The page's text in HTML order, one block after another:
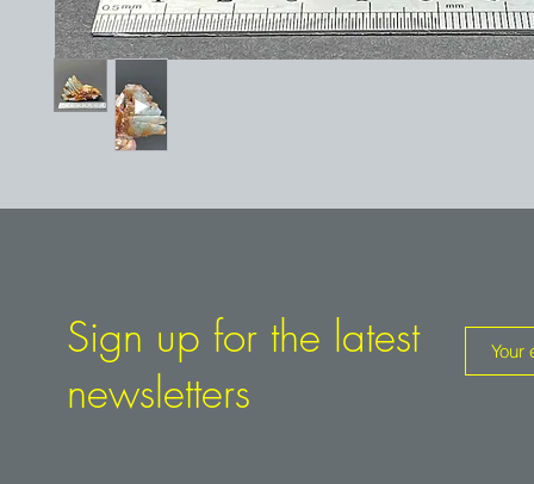
Sign up for the latest
newsletters